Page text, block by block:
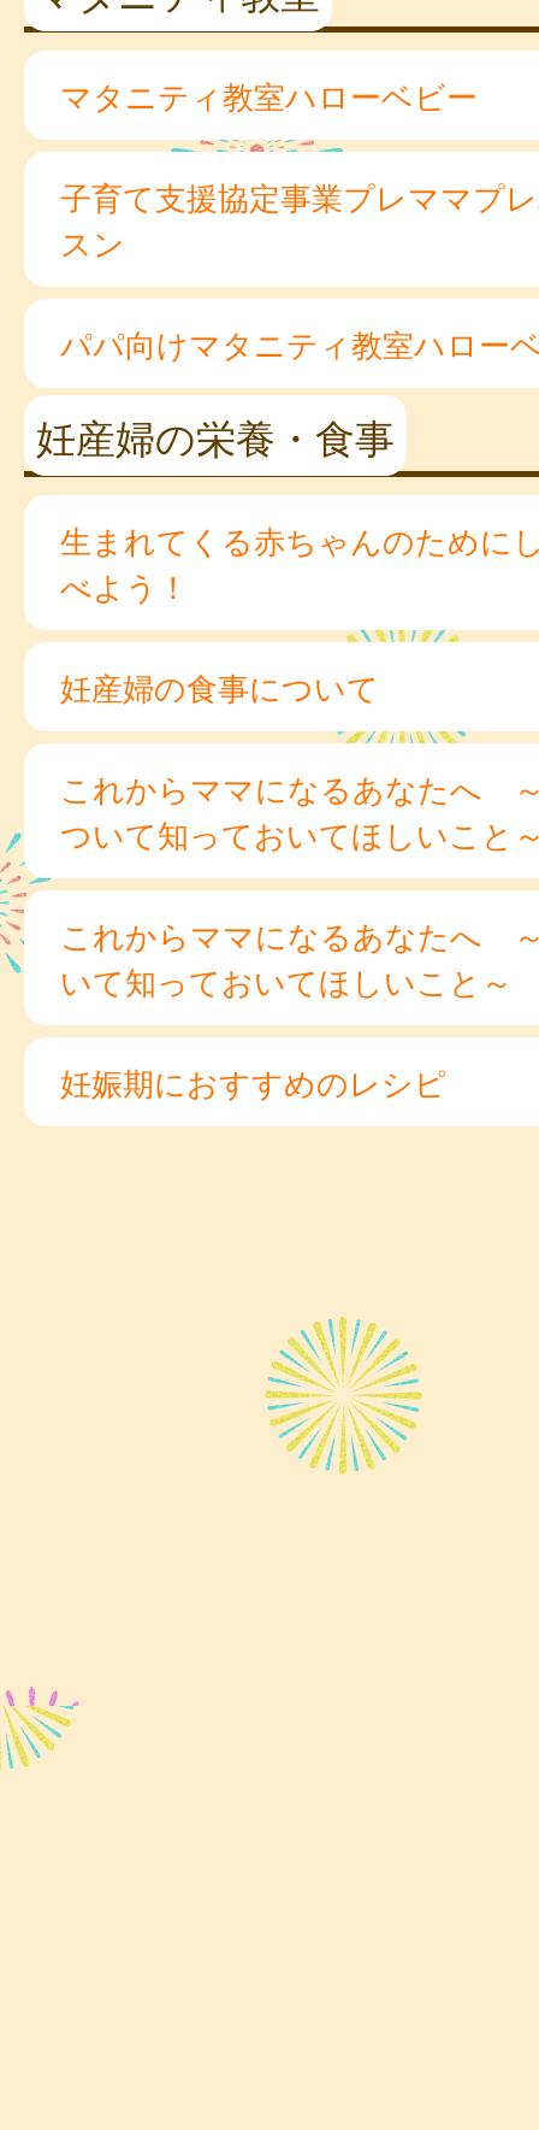
マタニティ教室ハローベビー
子育て支援協定事業プレママプ
スン
パパ向けマタニティ教室ハロー
妊産婦の栄養・食事
生まれてくる赤ちゃんのために
べよう！
妊産婦の食事について
これからママになるあなたへ
ついて知っておいてほしいこと
これからママになるあなたへ
いて知っておいてほしいこと～
妊娠期におすすめのレシピ